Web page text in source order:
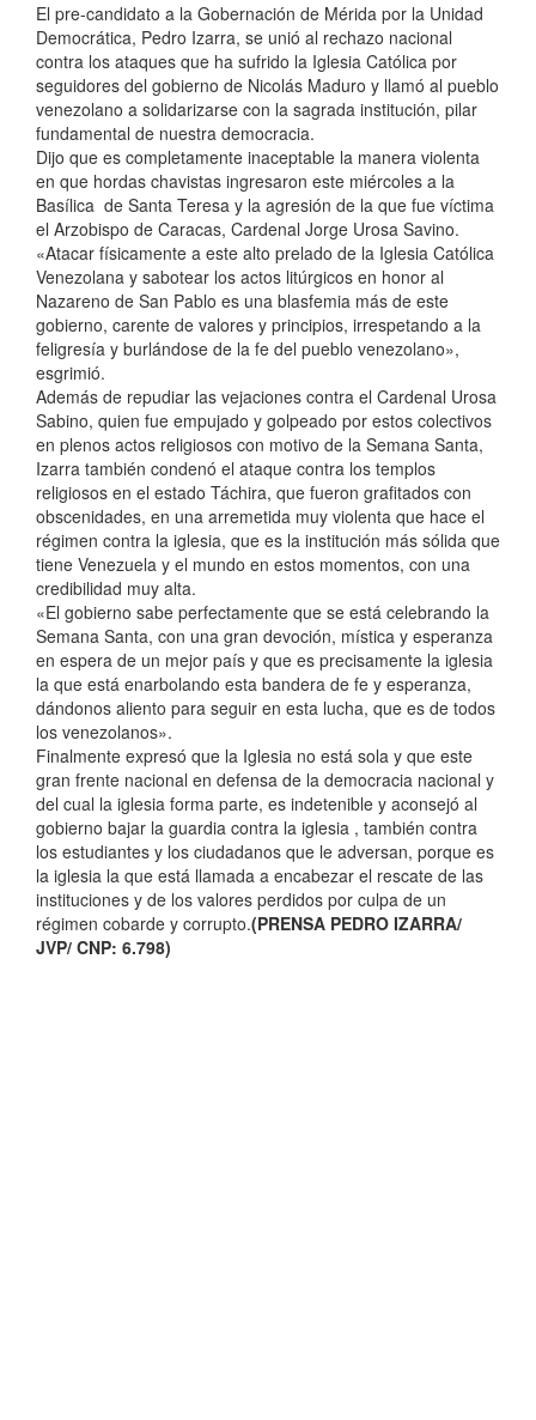
El pre-candidato a la Gobernación de Mérida por la Unidad
Democrática, Pedro Izarra, se unió al rechazo nacional
contra los ataques que ha sufrido la Iglesia Católica por
seguidores del gobierno de Nicolás Maduro y llamó al pueblo
venezolano a solidarizarse con la sagrada institución, pilar
fundamental de nuestra democracia.
Dijo que es completamente inaceptable la manera violenta
en que hordas chavistas ingresaron este miércoles a la
Basílica de Santa Teresa y la agresión de la que fue víctima
el Arzobispo de Caracas, Cardenal Jorge Urosa Savino.
«Atacar físicamente a este alto prelado de la Iglesia Católica
Venezolana y sabotear los actos litúrgicos en honor al
Nazareno de San Pablo es una blasfemia más de este
gobierno, carente de valores y principios, irrespetando a la
feligresía y burlándose de la fe del pueblo venezolano»,
esgrimió.
Además de repudiar las vejaciones contra el Cardenal Urosa
Sabino, quien fue empujado y golpeado por estos colectivos
en plenos actos religiosos con motivo de la Semana Santa,
Izarra también condenó el ataque contra los templos
religiosos en el estado Táchira, que fueron grafitados con
obscenidades, en una arremetida muy violenta que hace el
régimen contra la iglesia, que es la institución más sólida que
tiene Venezuela y el mundo en estos momentos, con una
credibilidad muy alta.
«El gobierno sabe perfectamente que se está celebrando la
Semana Santa, con una gran devoción, mística y esperanza
en espera de un mejor país y que es precisamente la iglesia
la que está enarbolando esta bandera de fe y esperanza,
dándonos aliento para seguir en esta lucha, que es de todos
los venezolanos».
Finalmente expresó que la Iglesia no está sola y que este
gran frente nacional en defensa de la democracia nacional y
del cual la iglesia forma parte, es indetenible y aconsejó al
gobierno bajar la guardia contra la iglesia , también contra
los estudiantes y los ciudadanos que le adversan, porque es
la iglesia la que está llamada a encabezar el rescate de las
instituciones y de los valores perdidos por culpa de un
régimen cobarde y corrupto.(PRENSA PEDRO IZARRA/
JVP/ CNP: 6.798)